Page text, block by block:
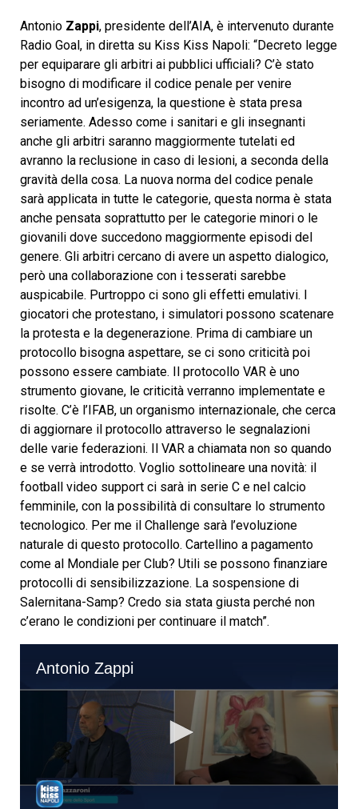
Antonio Zappi, presidente dell’AIA, è intervenuto durante
Radio Goal, in diretta su Kiss Kiss Napoli: “Decreto legge
per equiparare gli arbitri ai pubblici ufficiali? C’è stato
bisogno di modificare il codice penale per venire
incontro ad un’esigenza, la questione è stata presa
seriamente. Adesso come i sanitari e gli insegnanti
anche gli arbitri saranno maggiormente tutelati ed
avranno la reclusione in caso di lesioni, a seconda della
gravità della cosa. La nuova norma del codice penale
sarà applicata in tutte le categorie, questa norma è stata
anche pensata soprattutto per le categorie minori o le
giovanili dove succedono maggiormente episodi del
genere. Gli arbitri cercano di avere un aspetto dialogico,
però una collaborazione con i tesserati sarebbe
auspicabile. Purtroppo ci sono gli effetti emulativi. I
giocatori che protestano, i simulatori possono scatenare
la protesta e la degenerazione. Prima di cambiare un
protocollo bisogna aspettare, se ci sono criticità poi
possono essere cambiate. Il protocollo VAR è uno
strumento giovane, le criticità verranno implementate e
risolte. C’è l’IFAB, un organismo internazionale, che cerca
di aggiornare il protocollo attraverso le segnalazioni
delle varie federazioni. Il VAR a chiamata non so quando
e se verrà introdotto. Voglio sottolineare una novità: il
football video support ci sarà in serie C e nel calcio
femminile, con la possibilità di consultare lo strumento
tecnologico. Per me il Challenge sarà l’evoluzione
naturale di questo protocollo. Cartellino a pagamento
come al Mondiale per Club? Utili se possono finanziare
protocolli di sensibilizzazione. La sospensione di
Salernitana-Samp? Credo sia stata giusta perché non
c’erano le condizioni per continuare il match”.